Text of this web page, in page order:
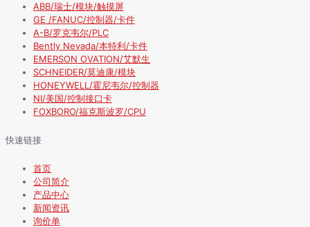
ABB/瑞士/模块/触摸屏
GE /FANUC/控制器/卡件
A-B/罗克韦尔/PLC
Bently Nevada/本特利/卡件
EMERSON OVATION/艾默生
SCHNEIDER/莫迪康/模块
HONEYWELL/霍尼韦尔/控制器
NI/美国/控制接口卡
FOXBORO/福克斯波罗/CPU
快速链接
首页
公司简介
产品中心
新闻资讯
询价单